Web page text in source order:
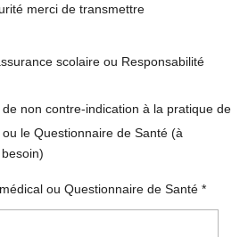
merci de transmettre
scolaire ou Responsabilité
non contre-indication à la pratique de
le Questionnaire de Santé (à
ou Questionnaire de Santé *